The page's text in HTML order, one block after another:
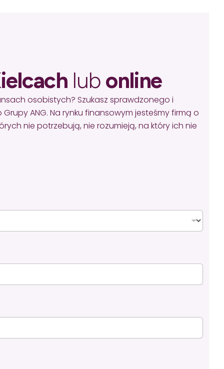
lub online
osobistych? Szukasz sprawdzonego i
ANG. Na rynku finansowym jesteśmy firmą o
nie potrzebują, nie rozumieją, na który ich nie